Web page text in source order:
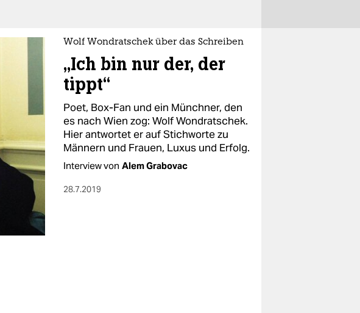
Wolf Wondratschek über das Schreiben
„Ich bin nur der, der
tippt“
Poet, Box-Fan und ein Münchner, den
es nach Wien zog: Wolf Wondratschek.
Hier antwortet er auf Stichworte zu
Männern und Frauen, Luxus und Erfolg.
Interview von Alem Grabovac
28.7.2019